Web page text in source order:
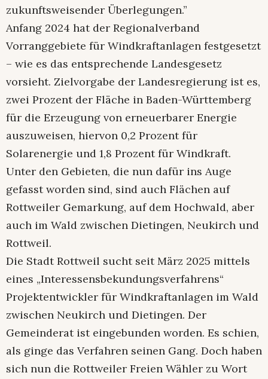
zukunftsweisender Überlegungen.”
Anfang 2024 hat der Regionalverband
Vorranggebiete für Windkraftanlagen festgesetzt
– wie es das entsprechende Landesgesetz
vorsieht. Zielvorgabe der Landesregierung ist es,
zwei Prozent der Fläche in Baden-Württemberg
für die Erzeugung von erneuerbarer Energie
auszuweisen, hiervon 0,2 Prozent für
Solarenergie und 1,8 Prozent für Windkraft.
Unter den Gebieten, die nun dafür ins Auge
gefasst worden sind, sind auch Flächen auf
Rottweiler Gemarkung, auf dem Hochwald, aber
auch im Wald zwischen Dietingen, Neukirch und
Rottweil.
Die Stadt Rottweil sucht seit März 2025 mittels
eines „Interessensbekundungsverfahrens“
Projektentwickler für Windkraftanlagen im Wald
zwischen Neukirch und Dietingen. Der
Gemeinderat ist eingebunden worden. Es schien,
als ginge das Verfahren seinen Gang. Doch haben
sich nun die Rottweiler Freien Wähler zu Wort